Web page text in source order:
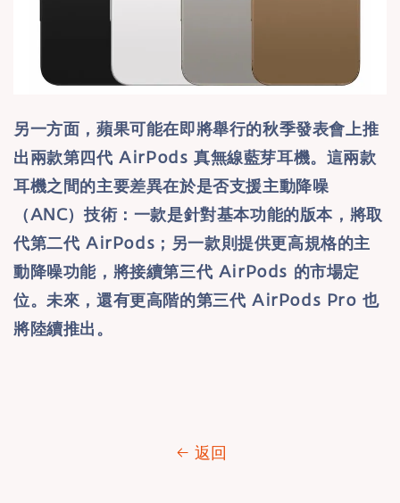
另一方面，蘋果可能在即將舉行的秋季發表會上推
出兩款第四代 AirPods 真無線藍芽耳機。這兩款
耳機之間的主要差異在於是否支援主動降噪
（ANC）技術：一款是針對基本功能的版本，將取
代第二代 AirPods；另一款則提供更高規格的主
動降噪功能，將接續第三代 AirPods 的市場定
位。未來，還有更高階的第三代 AirPods Pro 也
將陸續推出。
返回